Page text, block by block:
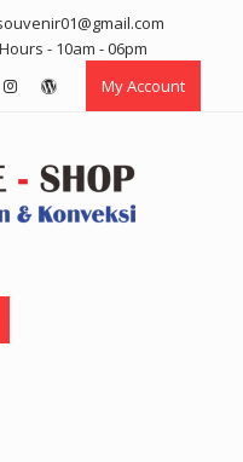
- 10am - 06pm
My Account